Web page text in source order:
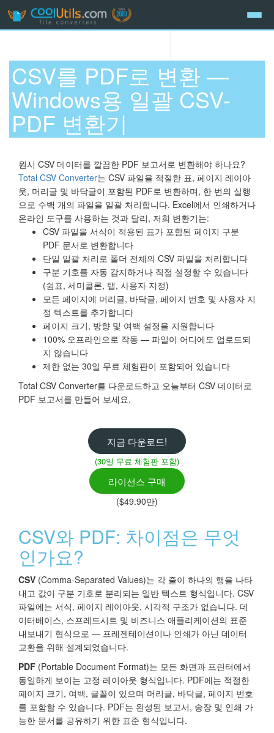
CSV를 PDF로 변환 —
Windows용 일괄 CSV-
PDF 변환기
원시 CSV 데이터를 깔끔한 PDF 보고서로 변환해야 하나요?
Total CSV Converter는 CSV 파일을 적절한 표, 페이지 레이아
웃, 머리글 및 바닥글이 포함된 PDF로 변환하며, 한 번의 실행
으로 수백 개의 파일을 일괄 처리합니다. Excel에서 인쇄하거나
온라인 도구를 사용하는 것과 달리, 저희 변환기는:
CSV 파일을 서식이 적용된 표가 포함된 페이지 구분
PDF 문서로 변환합니다
단일 일괄 처리로 폴더 전체의 CSV 파일을 처리합니다
구분 기호를 자동 감지하거나 직접 설정할 수 있습니다
(쉼표, 세미콜론, 탭, 사용자 지정)
모든 페이지에 머리글, 바닥글, 페이지 번호 및 사용자 지
정 텍스트를 추가합니다
페이지 크기, 방향 및 여백 설정을 지원합니다
100% 오프라인으로 작동 — 파일이 어디에도 업로드되
지 않습니다
제한 없는 30일 무료 체험판이 포함되어 있습니다
Total CSV Converter를 다운로드하고 오늘부터 CSV 데이터로
PDF 보고서를 만들어 보세요.
지금 다운로드!
(30일 무료 체험판 포함)
라이선스 구매
($49.90만)
CSV와 PDF: 차이점은 무엇
인가요?
CSV (Comma-Separated Values)는 각 줄이 하나의 행을 나타
내고 값이 구분 기호로 분리되는 일반 텍스트 형식입니다. CSV
파일에는 서식, 페이지 레이아웃, 시각적 구조가 없습니다. 데
이터베이스, 스프레드시트 및 비즈니스 애플리케이션의 표준
내보내기 형식으로 — 프레젠테이션이나 인쇄가 아닌 데이터
교환을 위해 설계되었습니다.
PDF (Portable Document Format)는 모든 화면과 프린터에서
동일하게 보이는 고정 레이아웃 형식입니다. PDF에는 적절한
페이지 크기, 여백, 글꼴이 있으며 머리글, 바닥글, 페이지 번호
를 포함할 수 있습니다. PDF는 완성된 보고서, 송장 및 인쇄 가
능한 문서를 공유하기 위한 표준 형식입니다.